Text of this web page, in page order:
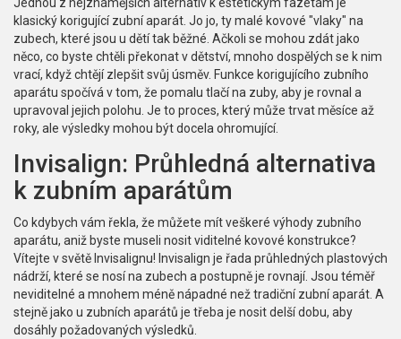
klasický korigující zubní aparát. Jo jo, ty malé kovové "vlaky" na
zubech, které jsou u dětí tak běžné. Ačkoli se mohou zdát jako
něco, co byste chtěli překonat v dětství, mnoho dospělých se k nim
vrací, když chtějí zlepšit svůj úsměv. Funkce korigujícího zubního
aparátu spočívá v tom, že pomalu tlačí na zuby, aby je rovnal a
upravoval jejich polohu. Je to proces, který může trvat měsíce až
roky, ale výsledky mohou být docela ohromující.
Invisalign: Průhledná alternativa
k zubním aparátům
Co kdybych vám řekla, že můžete mít veškeré výhody zubního
aparátu, aniž byste museli nosit viditelné kovové konstrukce?
Vítejte v světě Invisalignu! Invisalign je řada průhledných plastových
nádrží, které se nosí na zubech a postupně je rovnají. Jsou téměř
neviditelné a mnohem méně nápadné než tradiční zubní aparát. A
stejně jako u zubních aparátů je třeba je nosit delší dobu, aby
dosáhly požadovaných výsledků.